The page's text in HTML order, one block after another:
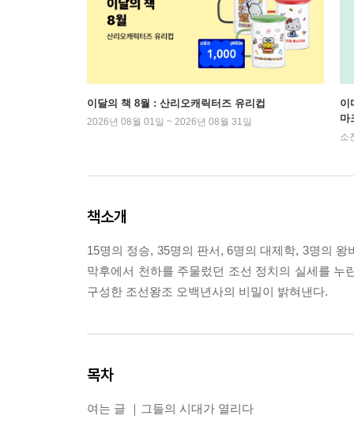
이달의 책 8월 : 산리오캐릭터즈 유리컵
2026년 08월 01일 ~ 2026년 08월 31일
이
마
소
책소개
15명의 정승, 35명의 판서, 6명의 대제학, 3명의
막후에서 천하를 주물렀던 조선 정치의 실세를
구성한 조선왕조 오백년사의 비밀이 밝혀낸다.
목차
여는 글 ｜그들의 시대가 열리다